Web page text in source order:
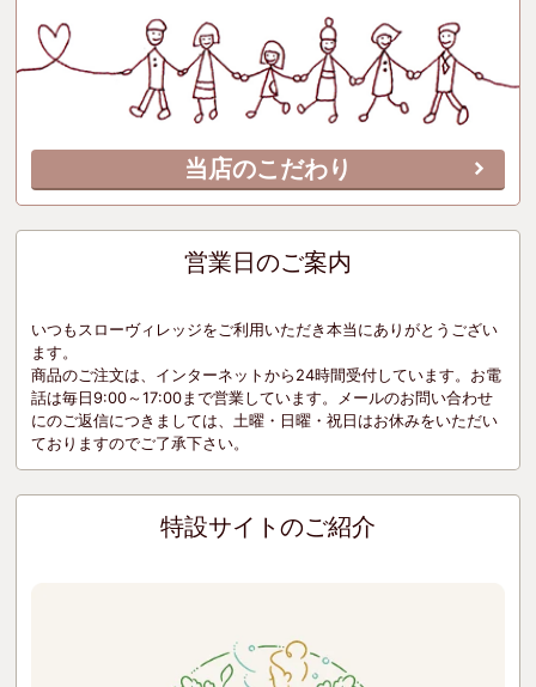
当店のこだわり
営業日のご案内
いつもスローヴィレッジをご利用いただき本当にありがとうござい
ます。
商品のご注文は、インターネットから24時間受付しています。お電
話は毎日9:00～17:00まで営業しています。メールのお問い合わせ
にのご返信につきましては、土曜・日曜・祝日はお休みをいただい
ておりますのでご了承下さい。
特設サイトのご紹介